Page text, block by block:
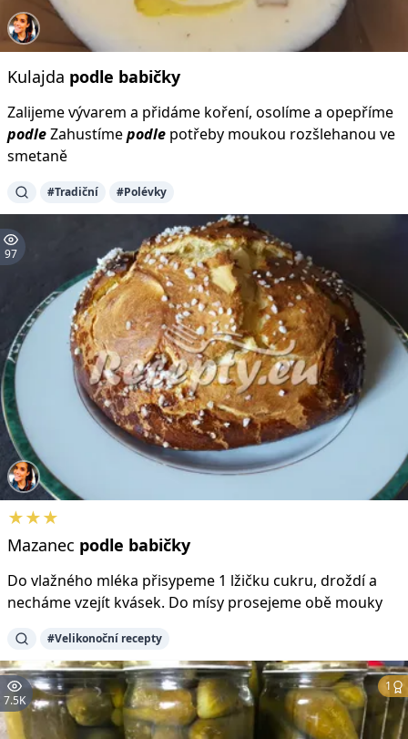
Kulajda podle babičky
Zalijeme vývarem a přidáme koření, osolíme a opepříme
podleZahustímepodle potřeby moukou rozšlehanou ve
smetaně
#Tradiční #Polévky
97
★★★
Mazanec podle babičky
Do vlažného mléka přisypeme 1 lžičku cukru, droždí a
necháme vzejít kvásek. Do mísy prosejeme obě mouky
#Velikonoční recepty
7.5K
1